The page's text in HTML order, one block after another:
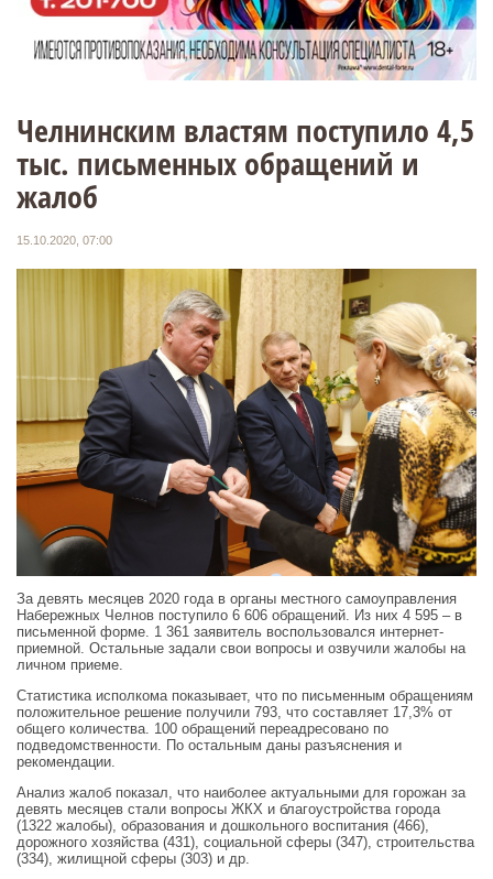
Челнинским властям поступило 4,5
тыс. письменных обращений и
жалоб
15.10.2020, 07:00
За девять месяцев 2020 года в органы местного самоуправления
Набережных Челнов поступило 6 606 обращений. Из них 4 595 – в
письменной форме. 1 361 заявитель воспользовался интернет-
приемной. Остальные задали свои вопросы и озвучили жалобы на
личном приеме.
Статистика исполкома показывает, что по письменным обращениям
положительное решение получили 793, что составляет 17,3% от
общего количества. 100 обращений переадресовано по
подведомственности. По остальным даны разъяснения и
рекомендации.
Анализ жалоб показал, что наиболее актуальными для горожан за
девять месяцев стали вопросы ЖКХ и благоустройства города
(1322 жалобы), образования и дошкольного воспитания (466),
дорожного хозяйства (431), социальной сферы (347), строительства
(334), жилищной сферы (303) и др.